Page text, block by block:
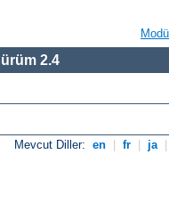
2.4
Mevcut Diller: en fr ja